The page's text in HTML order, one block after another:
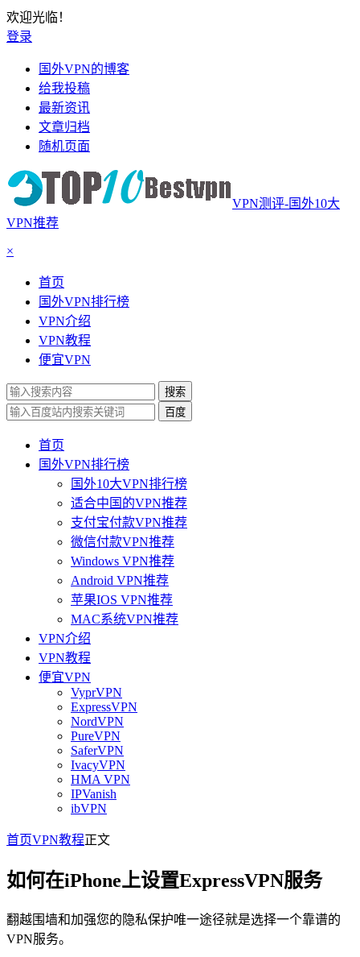
欢迎光临！
登录
国外VPN的博客
给我投稿
最新资讯
文章归档
随机页面
VPN测评-国外10大
VPN推荐
×
首页
国外VPN排行榜
VPN介绍
VPN教程
便宜VPN
搜索
百度
首页
国外VPN排行榜
国外10大VPN排行榜
适合中国的VPN推荐
支付宝付款VPN推荐
微信付款VPN推荐
Windows VPN推荐
Android VPN推荐
苹果IOS VPN推荐
MAC系统VPN推荐
VPN介绍
VPN教程
便宜VPN
VyprVPN
ExpressVPN
NordVPN
PureVPN
SaferVPN
IvacyVPN
HMA VPN
IPVanish
ibVPN
首页VPN教程正文
如何在iPhone上设置ExpressVPN服务
翻越围墙和加强您的隐私保护唯一途径就是选择一个靠谱的
VPN服务。